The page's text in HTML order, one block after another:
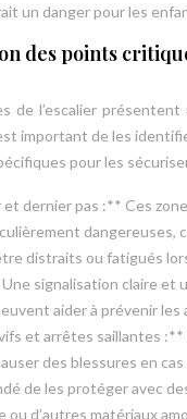
un danger pour les
des points
de l’escalier présentent
important de les
pour les
dernier pas :** Ces
dangereuses,
distraits ou fatigués
signalisation claire et
aider à prévenir les
et arrêtes saillantes :**
des blessures en
de les protéger avec
ou d’autres matériaux